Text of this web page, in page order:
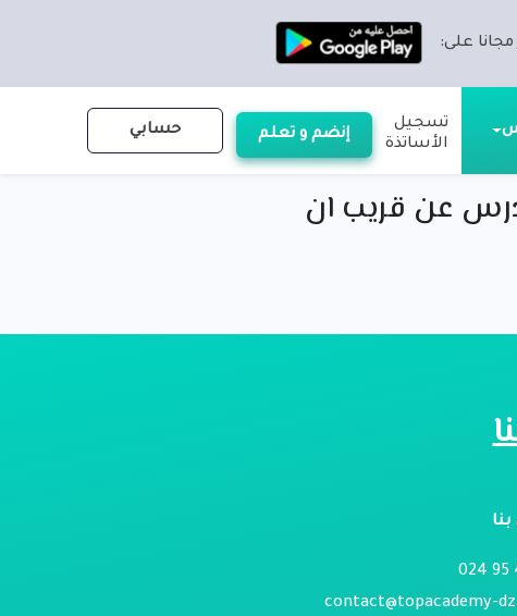
على:
تسجيل
الأساتذة
إنضم و تعلم حسابي
عن قريب ان
contact@topacademy-